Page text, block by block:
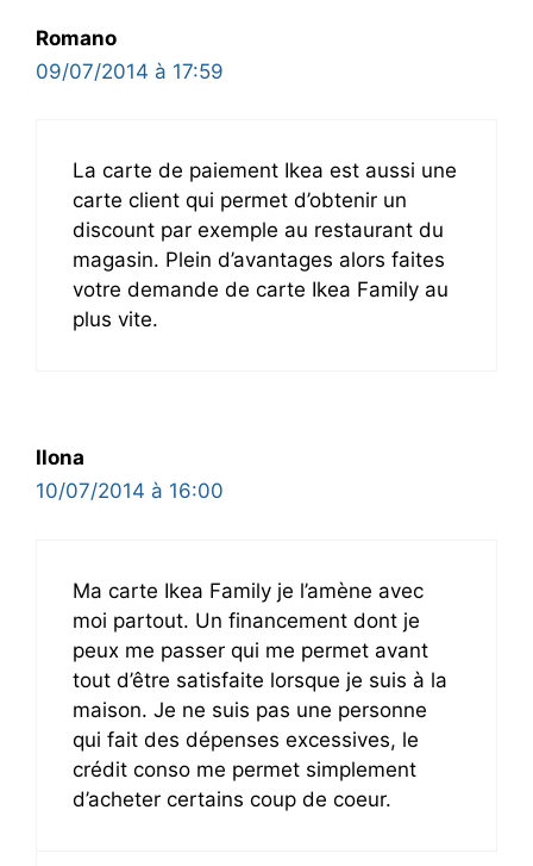
Romano
09/07/2014 à 17:59
La carte de paiement Ikea est aussi une
carte client qui permet d’obtenir un
discount par exemple au restaurant du
magasin. Plein d’avantages alors faites
votre demande de carte Ikea Family au
plus vite.
Ilona
10/07/2014 à 16:00
Ma carte Ikea Family je l’amène avec
moi partout. Un financement dont je
peux me passer qui me permet avant
tout d’être satisfaite lorsque je suis à la
maison. Je ne suis pas une personne
qui fait des dépenses excessives, le
crédit conso me permet simplement
d’acheter certains coup de coeur.